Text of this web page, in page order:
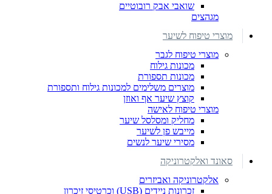
שואבי אבק רובוטיים
מגהצים
מוצרי טיפוח לשיער
מוצרי טיפוח לגבר
מכונות גילוח
מכונות תספורת
מוצרים משלימים למכונות גילוח ותספורת
קוצץ שיער אף ואוזן
מוצרי טיפוח לאישה
מחליק ומסלסל שיער
מייבש פן לשיער
מסירי שיער לנשים
סאונד ואלקטרוניקה
אלקטרוניקה ואביזרים
זכרונות ניידים (USB) וכרטיסי זיכרון